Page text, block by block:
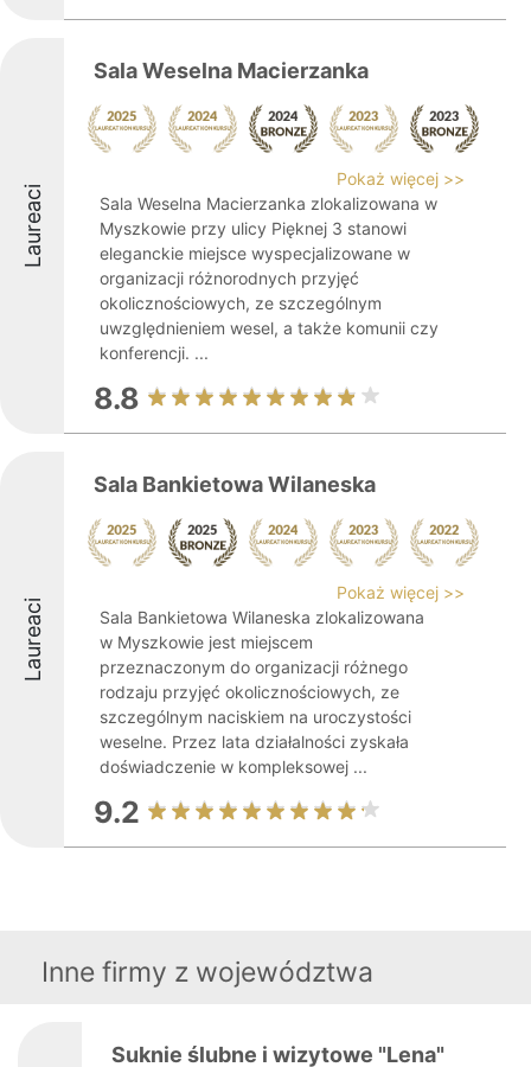
Laureaci
Sala Weselna Macierzanka
Pokaż więcej >>
Sala Weselna Macierzanka zlokalizowana w
Myszkowie przy ulicy Pięknej 3 stanowi
eleganckie miejsce wyspecjalizowane w
organizacji różnorodnych przyjęć
okolicznościowych, ze szczególnym
uwzględnieniem wesel, a także komunii czy
konferencji. ...
8.8
Laureaci
Sala Bankietowa Wilaneska
Pokaż więcej >>
Sala Bankietowa Wilaneska zlokalizowana
w Myszkowie jest miejscem
przeznaczonym do organizacji różnego
rodzaju przyjęć okolicznościowych, ze
szczególnym naciskiem na uroczystości
weselne. Przez lata działalności zyskała
doświadczenie w kompleksowej ...
9.2
Inne firmy z województwa
Suknie ślubne i wizytowe "Lena"